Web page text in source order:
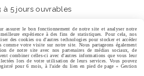
à 5 jours ouvrables
Esthétique
Conditions générales de vente
assurer le bon fonctionnement de notre site et analyser notre
expérience à des fins de statistiques. Pour cela, nos
des cookies ou d'autres technologies pour stocker et accéder
comme votre visite sur notre site. Nous partageons également
de notre site avec nos partenaires de médias sociaux, de
combiner celles-ci avec d'autres informations que vous leur
lors de votre utilisation de leurs services. Vous pouvez
pour 6 mois, à l'aide du lien en pied de page « Gestion